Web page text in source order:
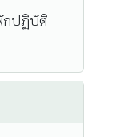
กปฏิบัติ